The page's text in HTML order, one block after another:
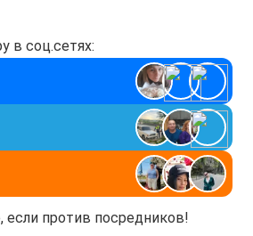
в соц.сетях:
если против посредников!